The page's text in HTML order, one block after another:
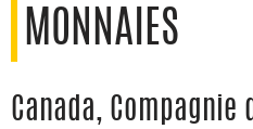
MONNAIES
Canada, Compagnie